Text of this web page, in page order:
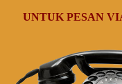
UNTUK PESAN